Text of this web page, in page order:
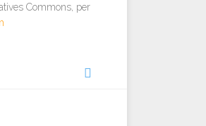
Commons, per